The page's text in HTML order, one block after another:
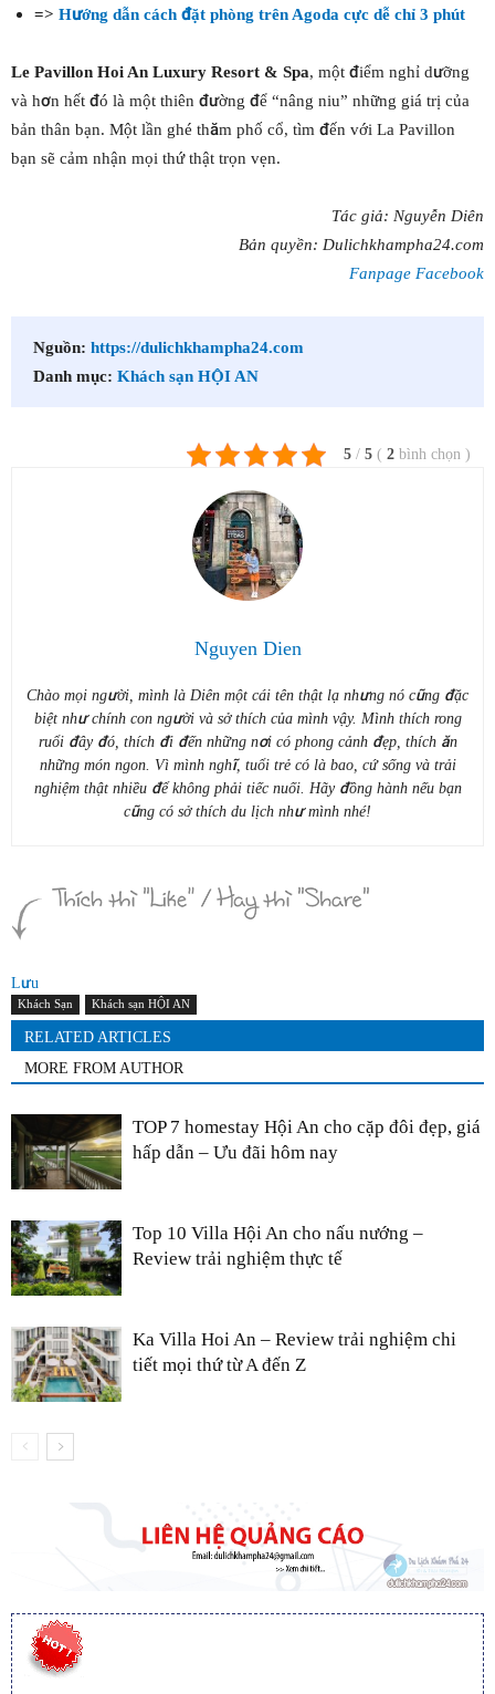
=> Hướng dẫn cách đặt phòng trên Agoda cực dễ chỉ 3 phút
Le Pavillon Hoi An Luxury Resort & Spa, một điểm nghỉ dưỡng
và hơn hết đó là một thiên đường để “nâng niu” những giá trị của
bản thân bạn. Một lần ghé thăm phố cổ, tìm đến với La Pavillon
bạn sẽ cảm nhận mọi thứ thật trọn vẹn.
Tác giả: Nguyễn Diên
Bản quyền: Dulichkhampha24.com
Fanpage Facebook
Nguồn: https://dulichkhampha24.com
Danh mục: Khách sạn HỘI AN
5 / 5 ( 2 bình chọn )
Nguyen Dien
Chào mọi người, mình là Diên một cái tên thật lạ nhưng nó cũng đặc
biệt như chính con người và sở thích của mình vậy. Mình thích rong
ruổi đây đó, thích đi đến những nơi có phong cảnh đẹp, thích ăn
những món ngon. Vì mình nghĩ, tuổi trẻ có là bao, cứ sống và trải
nghiệm thật nhiều để không phải tiếc nuối. Hãy đồng hành nếu bạn
cũng có sở thích du lịch như mình nhé!
Lưu
Khách Sạn Khách sạn HỘI AN
RELATED ARTICLES
MORE FROM AUTHOR
TOP 7 homestay Hội An cho cặp đôi đẹp, giá
hấp dẫn – Ưu đãi hôm nay
Top 10 Villa Hội An cho nấu nướng –
Review trải nghiệm thực tế
Ka Villa Hoi An – Review trải nghiệm chi
tiết mọi thứ từ A đến Z